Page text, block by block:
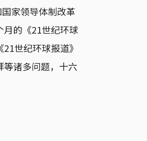
家领导体制改革
的《21世纪环球
世纪环球报道》
诸多问题，十六